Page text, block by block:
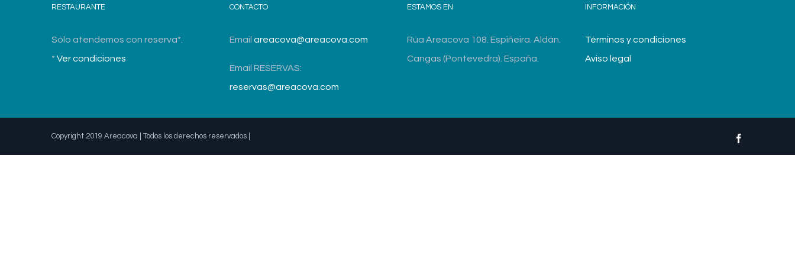
RESTAURANTE
Sólo atendemos con reserva*.
* Ver condiciones
CONTACTO
Email areacova@areacova.com
Email RESERVAS:
reservas@areacova.com
ESTAMOS EN
Rúa Areacova 108. Espiñeira. Aldán.
Cangas (Pontevedra). España.
INFORMACIÓN
Términos y condiciones
Aviso legal
Copyright 2019 Areacova | Todos los derechos reservados |